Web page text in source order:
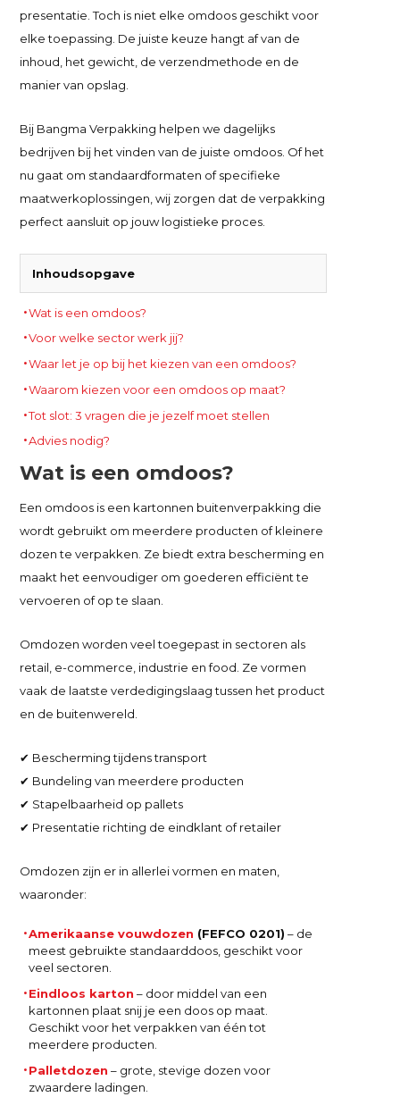
presentatie. Toch is niet elke omdoos geschikt voor
elke toepassing. De juiste keuze hangt af van de
inhoud, het gewicht, de verzendmethode en de
manier van opslag.
Bij Bangma Verpakking helpen we dagelijks
bedrijven bij het vinden van de juiste omdoos . Of het
nu gaat om standaardformaten of specifieke
maatwerkoplossingen, wij zorgen dat de verpakking
perfect aansluit op jouw logistieke proces.
Inhoudsopgave
Wat is een omdoos?
Voor welke sector werk jij?
Waar let je op bij het kiezen van een omdoos?
Waarom kiezen voor een omdoos op maat?
Tot slot: 3 vragen die je jezelf moet stellen
Advies nodig?
Wat is een omdoos?
Een omdoos is een kartonnen buitenverpakking die
wordt gebruikt om meerdere producten of kleinere
dozen te verpakken. Ze biedt extra bescherming en
maakt het eenvoudiger om goederen efficiënt te
vervoeren of op te slaan.
Omdozen worden veel toegepast in sectoren als
retail, e-commerce, industrie en food. Ze vormen
vaak de laatste verdedigingslaag tussen het product
en de buitenwereld.
✔ Bescherming tijdens transport
✔ Bundeling van meerdere producten
✔ Stapelbaarheid op pallets
✔ Presentatie richting de eindklant of retailer
Omdozen zijn er in allerlei vormen en maten,
waaronder:
Amerikaanse vouwdozen (FEFCO 0201) – de
meest gebruikte standaarddoos, geschikt voor
veel sectoren.
Eindloos karton – door middel van een
kartonnen plaat snij je een doos op maat.
Geschikt voor het verpakken van één tot
meerdere producten.
Palletdozen – grote, stevige dozen voor
zwaardere ladingen.